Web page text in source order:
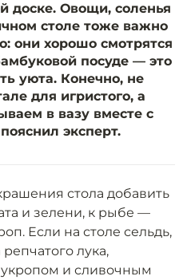
доске. Овощи, соленья
столе тоже важно
они хорошо смотрятся
посуде — это
уюта. Конечно, не
для игристого, а
в вазу вместе с
эксперт.
стола добавить
и зелени, к рыбе —
Если на столе сельдь,
лука,
и сливочным